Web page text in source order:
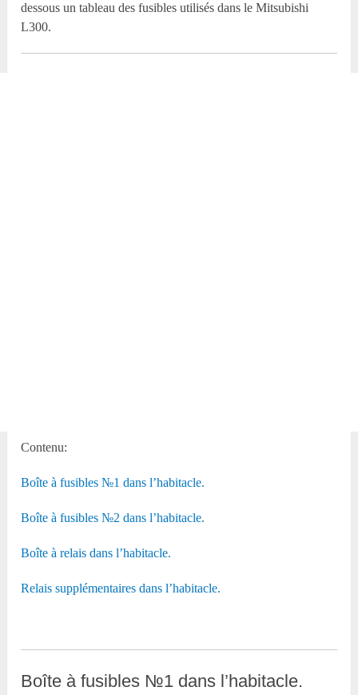
dessous un tableau des fusibles utilisés dans le Mitsubishi
L300.
Contenu:
Boîte à fusibles №1 dans l’habitacle.
Boîte à fusibles №2 dans l’habitacle.
Boîte à relais dans l’habitacle.
Relais supplémentaires dans l’habitacle.
Boîte à fusibles №1 dans l’habitacle.